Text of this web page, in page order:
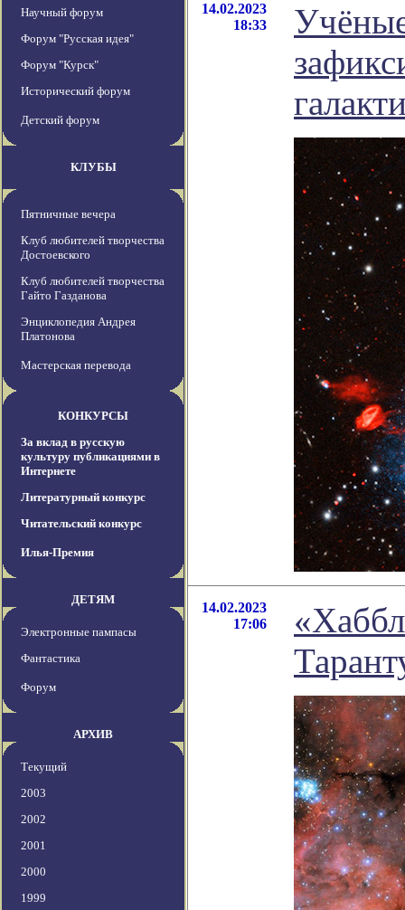
Научный форум
Форум "Русская идея"
Форум "Курск"
Исторический форум
Детский форум
КЛУБЫ
Пятничные вечера
Клуб любителей творчества
Достоевского
Клуб любителей творчества
Гайто Газданова
Энциклопедия Андрея
Платонова
Мастерская перевода
КОНКУРСЫ
За вклад в русскую
культуру публикациями в
Интернете
Литературный конкурс
Читательский конкурс
Илья-Премия
ДЕТЯМ
Электронные пампасы
Фантастика
Форум
АРХИВ
Текущий
2003
2002
2001
2000
1999
14.02.2023
18:33
14.02.2023
17:06